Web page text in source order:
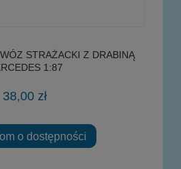
STRAŻACKI Z DRABINĄ
1:87
38,00 zł
o dostępności